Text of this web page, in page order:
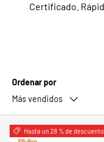
Certificado.
Ordenar por
Más vendidos
Comparar
Hasta un 28 % de descuento